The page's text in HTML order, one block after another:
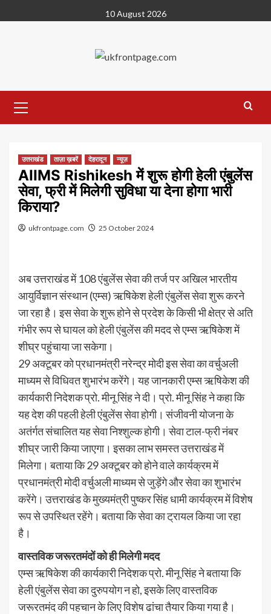
to
10 August 2026
Menu
उत्तराखंड ताज़ा ख़बरें देहरादून न्यूज़
AIIMS Rishikesh में शुरू होगी हेली एंबुलेंस
सेवा, फ्री में मिलेगी सुविधा या देना होगा भारी
किराया?
ukfrontpage.com 25 October 2024
अब उत्तराखंड में 108 एंबुलेंस सेवा की तर्ज पर अखिल भारतीय
आयुर्विज्ञान संस्थान (एम्स) ऋषिकेश हेली एंबुलेंस सेवा शुरू करने
जा रहा है। इस सेवा के शुरू होने से प्रदेश के किसी भी क्षेत्र से अति
गंभीर रूप से घायल को हेली एंबुलेंस की मदद से एम्स ऋषिकेश में
शीघ्र पहुंचाया जा सकेगा।
29 अक्टूबर को प्रधानमंत्री नरेन्द्र मोदी इस सेवा का वर्चुअली
माध्यम से विधिवत शुभारंभ करेंगे। यह जानकारी एम्स ऋषिकेश की
कार्यकारी निदेशक प्रो. मीनू सिंह ने दी। प्रो. मीनू सिंह ने कहा कि
यह देश की पहली हेली एंबुलेंस सेवा होगी। संजीवनी योजना के
अतंर्गत संचालित यह सेवा निश्शुल्क होगी। सेवा टाल-फ्री नंबर
शीघ्र जारी किया जाएगा। इसका लाभ समस्त उत्तराखंड में
मिलेगा। बताया कि 29 अक्टूबर को होने वाले कार्यक्रम में
प्रधानमंत्री मोदी वर्चुअली माध्यम से जुड़ेंगे और सेवा का शुभारंभ
करेंगे। उत्तराखंड के मुख्यमंत्री पुष्कर सिंह धामी कार्यक्रम में विशेष
रूप से उपस्थित रहेंगे। बताया कि सेवा का ट्रायल किया जा रहा
है।
वास्तविक जरूरतमंदों को ही मिलेगी मदद
एम्स ऋषिकेश की कार्यकारी निदेशक प्रो. मीनू सिंह ने बताया कि
हेली एंबुलेंस सेवा का दुरुपयोग न हो, इसके लिए वास्तविक
जरूरतमंद की पहचान के लिए विशेष ढांचा तैयार किया गया है।